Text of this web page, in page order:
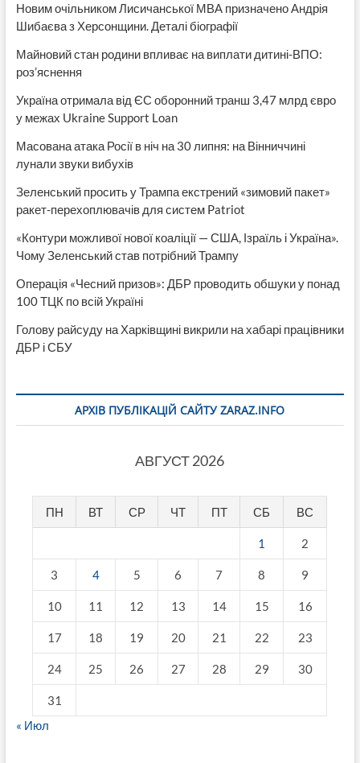
Новим очільником Лисичанської МВА призначено Андрія
Шибаєва з Херсонщини. Деталі біографії
Майновий стан родини впливає на виплати дитині-ВПО:
роз’яснення
Україна отримала від ЄС оборонний транш 3,47 млрд євро
у межах Ukraine Support Loan
Масована атака Росії в ніч на 30 липня: на Вінниччині
лунали звуки вибухів
Зеленський просить у Трампа екстрений «зимовий пакет»
ракет-перехоплювачів для систем Patriot
«Контури можливої нової коаліції — США, Ізраїль і Україна».
Чому Зеленський став потрібний Трампу
Операція «Чесний призов»: ДБР проводить обшуки у понад
100 ТЦК по всій Україні
Голову райсуду на Харківщині викрили на хабарі працівники
ДБР і СБУ
АРХІВ ПУБЛІКАЦІЙ САЙТУ ZARAZ.INFO
АВГУСТ 2026
ПН ВТ СР ЧТ ПТ СБ ВС
1 2
3 4 5 6 7 8 9
10 11 12 13 14 15 16
17 18 19 20 21 22 23
24 25 26 27 28 29 30
31
« Июл